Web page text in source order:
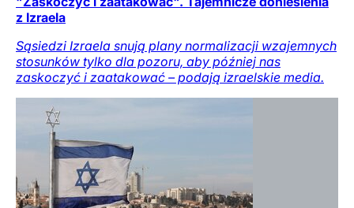
z Izraela
Sąsiedzi Izraela snują plany normalizacji wzajemnych
stosunków tylko dla pozoru, aby później nas
zaskoczyć i zaatakować – podają izraelskie media.